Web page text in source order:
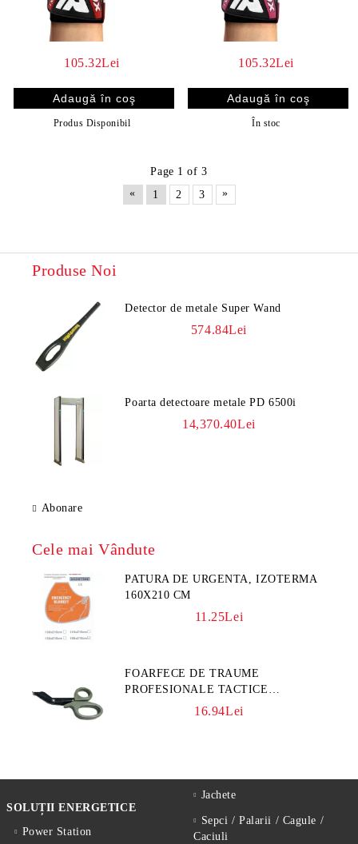
105.32Lei
Produs Disponibil
105.32Lei
În stoc
Page 1 of 3
«
1 2 3 »
Produse Noi
Detector de metale Super Wand
574.84Lei
Poarta detectoare metale PD 6500i
14,370.40Lei
Abonare
Cele mai Vândute
PATURA DE URGENTA, IZOTERMA
160X210 CM
11.25Lei
FOARFECE DE TRAUME
PROFESIONALE TACTICE
CULOARE KAKI16.94Lei
SOLUȚII ENERGETICE
Power Station
Jachete
Sepci / Palarii / Cagule /
Caciuli